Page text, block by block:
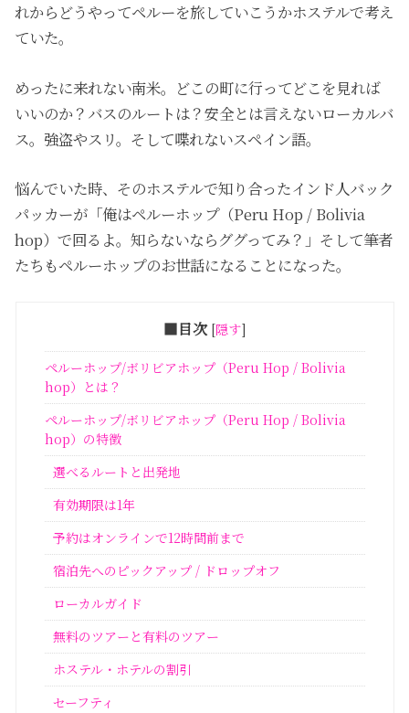
れからどうやってペルーを旅していこうかホステルで考え
ていた。
めったに来れない南米。どこの町に行ってどこを見れば
いいのか？バスのルートは？安全とは言えないローカルバ
ス。強盗やスリ。そして喋れないスペイン語。
悩んでいた時、そのホステルで知り合ったインド人バック
パッカーが「俺はペルーホップ（Peru Hop / Bolivia
hop）で回るよ。知らないならググってみ？」そして筆者
たちもペルーホップのお世話になることになった。
■目次 [隠す]
ペルーホップ/ボリビアホップ（Peru Hop / Bolivia
hop）とは？
ペルーホップ/ボリビアホップ（Peru Hop / Bolivia
hop）の特徴
選べるルートと出発地
有効期限は1年
予約はオンラインで12時間前まで
宿泊先へのピックアップ / ドロップオフ
ローカルガイド
無料のツアーと有料のツアー
ホステル・ホテルの割引
セーフティ